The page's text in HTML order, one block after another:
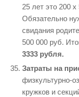
25 лет это 200
Обязательно
свидания
500 000 руб.
3333 рубля.
Затраты на
физкультурно-
кружков и